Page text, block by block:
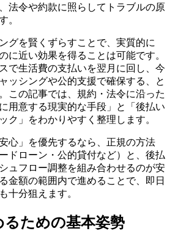
法令や約款に照らしてトラブルの原
。
グを賢くずらすことで、実質的に
に近い効果を得ることは可能です。
で生活費の支払いを翌月に回し、今
ッシングや公的支援で確保する、と
この記事では、規約・法令に沿った
用意する現実的な手段」と「後払い
ク」をわかりやすく整理します。
心」を優先するなら、正規の方法
ドローン・公的貸付など）と、後払
ュフロー調整を組み合わせるのが安
金額の範囲内で進めることで、即日
十分狙えます。
るための基本姿勢